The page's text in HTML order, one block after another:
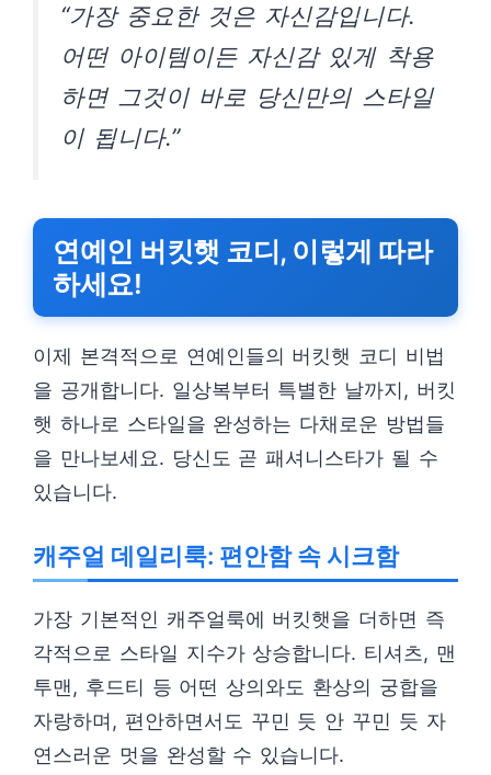
“가장 중요한 것은 자신감입니다.
어떤 아이템이든 자신감 있게 착용
하면 그것이 바로 당신만의 스타일
이 됩니다.”
연예인 버킷햇 코디, 이렇게 따라
하세요!
이제 본격적으로 연예인들의 버킷햇 코디 비법
을 공개합니다. 일상복부터 특별한 날까지, 버킷
햇 하나로 스타일을 완성하는 다채로운 방법들
을 만나보세요. 당신도 곧 패셔니스타가 될 수
있습니다.
캐주얼 데일리룩: 편안함 속 시크함
가장 기본적인 캐주얼룩에 버킷햇을 더하면 즉
각적으로 스타일 지수가 상승합니다. 티셔츠, 맨
투맨, 후드티 등 어떤 상의와도 환상의 궁합을
자랑하며, 편안하면서도 꾸민 듯 안 꾸민 듯 자
연스러운 멋을 완성할 수 있습니다.